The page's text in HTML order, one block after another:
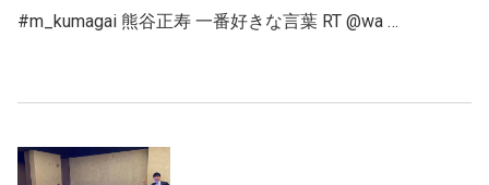
#m_kumagai 熊谷正寿 一番好きな言葉 RT @wa …